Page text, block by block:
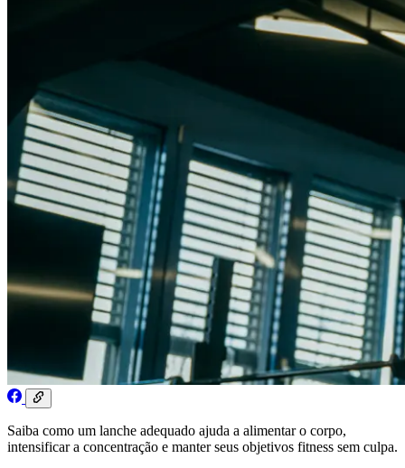
Saiba como um lanche adequado ajuda a alimentar o corpo,
intensificar a concentração e manter seus objetivos fitness sem culpa.